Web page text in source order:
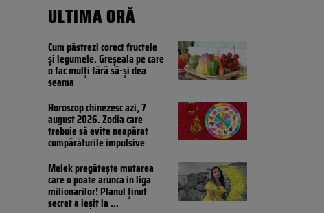
ULTIMA ORĂ
Cum păstrezi corect fructele
și legumele. Greșeala pe care
o fac mulți fără să-și dea
seama
Horoscop chinezesc azi, 7
august 2026. Zodia care
trebuie să evite neapărat
cumpărăturile impulsive
Melek pregătește mutarea
care o poate arunca în liga
milionarilor! Planul ținut
secret a ieșit la...